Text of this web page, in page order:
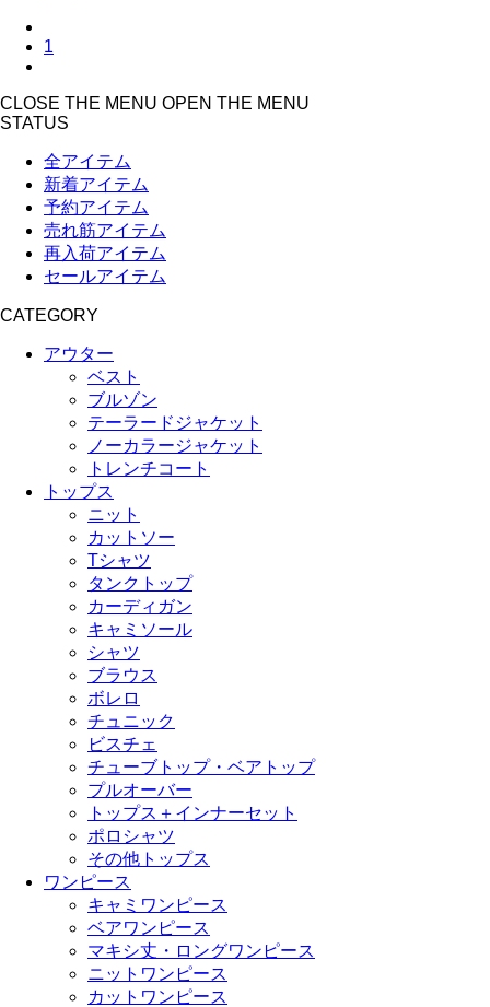
1
CLOSE THE MENU OPEN THE MENU
STATUS
全アイテム
新着アイテム
予約アイテム
売れ筋アイテム
再入荷アイテム
セールアイテム
CATEGORY
アウター
ベスト
ブルゾン
テーラードジャケット
ノーカラージャケット
トレンチコート
トップス
ニット
カットソー
Tシャツ
タンクトップ
カーディガン
キャミソール
シャツ
ブラウス
ボレロ
チュニック
ビスチェ
チューブトップ・ベアトップ
プルオーバー
トップス＋インナーセット
ポロシャツ
その他トップス
ワンピース
キャミワンピース
ベアワンピース
マキシ丈・ロングワンピース
ニットワンピース
カットワンピース